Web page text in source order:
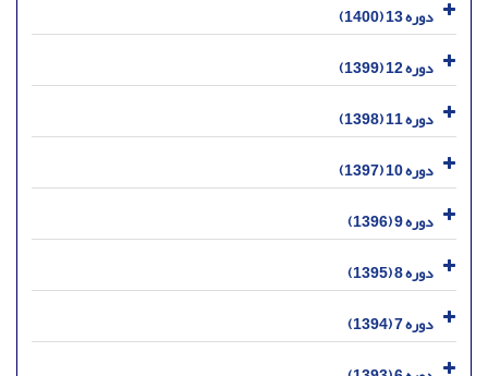
دوره 13 (1400)
دوره 12 (1399)
دوره 11 (1398)
دوره 10 (1397)
دوره 9 (1396)
دوره 8 (1395)
دوره 7 (1394)